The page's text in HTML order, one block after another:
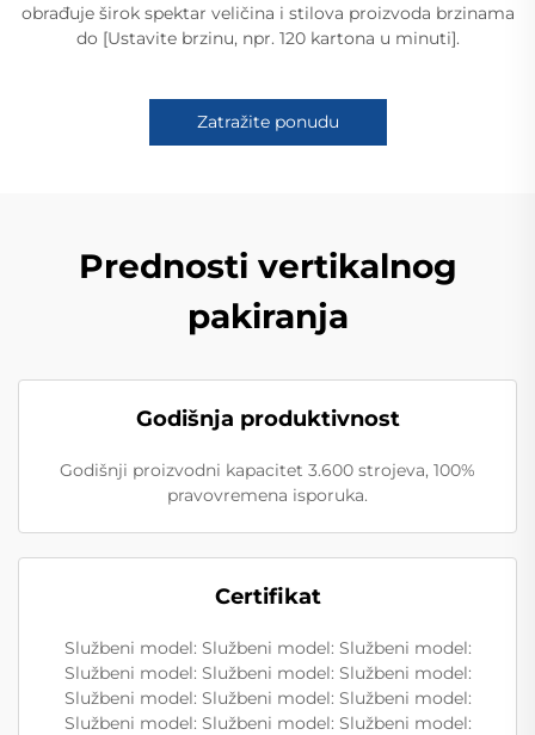
obrađuje širok spektar veličina i stilova proizvoda brzinama
do [Ustavite brzinu, npr. 120 kartona u minuti].
Zatražite ponudu
Prednosti vertikalnog
pakiranja
Godišnja produktivnost
Godišnji proizvodni kapacitet 3.600 strojeva, 100%
pravovremena isporuka.
Certifikat
Službeni model: Službeni model: Službeni model:
Službeni model: Službeni model: Službeni model:
Službeni model: Službeni model: Službeni model:
Službeni model: Službeni model: Službeni model: